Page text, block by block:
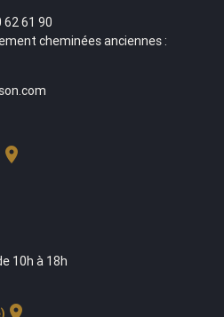
62 61 90
cheminées anciennes :
location_on
10h à 18h
location_on